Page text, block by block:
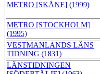
METRO [SKÅNE] (1999)
METRO [STOCKHOLM]
(1995)
VESTMANLANDS LÄNS
TIDNING (1831)
LÄNSTIDNINGEN